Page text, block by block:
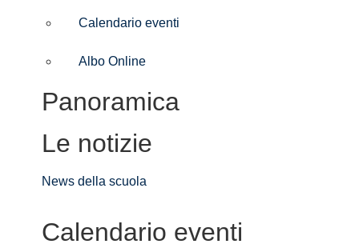
Calendario eventi
Albo Online
Panoramica
Le notizie
News della scuola
Calendario eventi